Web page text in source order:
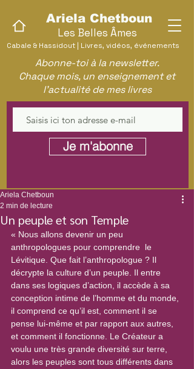
Cabale & Hassidout | Livres, vidéos, événements
Ariela Chetboun
Les Belles Âmes
Abonne-toi à la newsletter.
Chaque mois, un enseignement et
l'actualité de mes livres
Je m'abonne
Un peuple et son Temple
Ariela Chetboun
2 min de lecture
« Nous allons devenir un peu
anthropologues pour comprendre  le
Lévitique. Que fait l’anthropologue ? Il
décrypte la culture d’un peuple. Il entre
dans ses logiques d’action, il accède à sa
conception intime de l’homme et du monde,
il comprend ce qu’il est, comment il se
pense lui-même et par rapport aux autres,
et comment il fonctionne. Le Créateur a
voulu une très grande diversité sur terre,
alors les peuples sont tous différents dans